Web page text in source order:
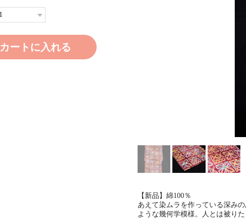
カートに入れる
【新品】綿100％
あえて染ムラを作っている深み
ような幾何学模様。人とは被りた